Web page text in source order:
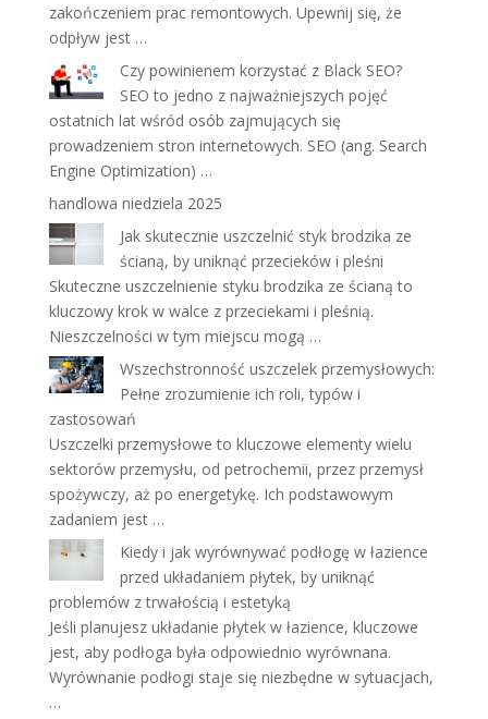
zakończeniem prac remontowych. Upewnij się, że
odpływ jest …
Czy powinienem korzystać z Black SEO?
SEO to jedno z najważniejszych pojęć
ostatnich lat wśród osób zajmujących się
prowadzeniem stron internetowych. SEO (ang. Search
Engine Optimization) …
handlowa niedziela 2025
Jak skutecznie uszczelnić styk brodzika ze
ścianą, by uniknąć przecieków i pleśni
Skuteczne uszczelnienie styku brodzika ze ścianą to
kluczowy krok w walce z przeciekami i pleśnią.
Nieszczelności w tym miejscu mogą …
Wszechstronność uszczelek przemysłowych:
Pełne zrozumienie ich roli, typów i
zastosowań
Uszczelki przemysłowe to kluczowe elementy wielu
sektorów przemysłu, od petrochemii, przez przemysł
spożywczy, aż po energetykę. Ich podstawowym
zadaniem jest …
Kiedy i jak wyrównywać podłogę w łazience
przed układaniem płytek, by uniknąć
problemów z trwałością i estetyką
Jeśli planujesz układanie płytek w łazience, kluczowe
jest, aby podłoga była odpowiednio wyrównana.
Wyrównanie podłogi staje się niezbędne w sytuacjach,
…